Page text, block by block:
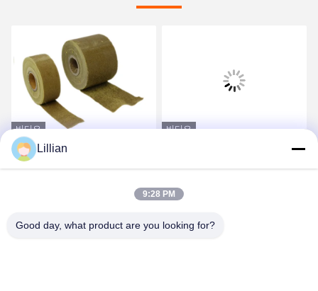
비디오
직무용 페트로라텀 테이프
부식 방지 대용량 1.5Kg /
가장 좋은 가격 을 구하라
비디오
파이프 라인 플랜지에 대한
페트로라 텀 항 경식 기름
가장 좋은 가격 을 구하라
Lillian
9:28 PM
Good day, what product are you looking for?